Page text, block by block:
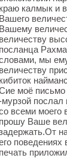
краю калмык и
Вашего
Вашему
величеству
посланца
мы
величеству
кибиток
моё письмо
мурзой послал
всеми моего
прошу Ваше
печать